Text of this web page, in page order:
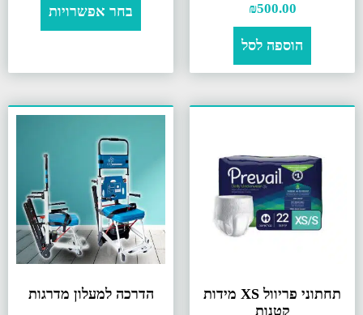
₪500.00
הוספה לסל
בחר אפשרויות
תחתוני פריוול XS מידות
קטנות
הדרכה למעלון מדרגות